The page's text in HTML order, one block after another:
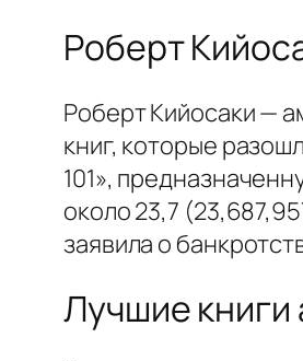
Роберт
Роберт Кийосаки —
книг, которые
101»,
около 23,7
заявила о
Лучшие книги